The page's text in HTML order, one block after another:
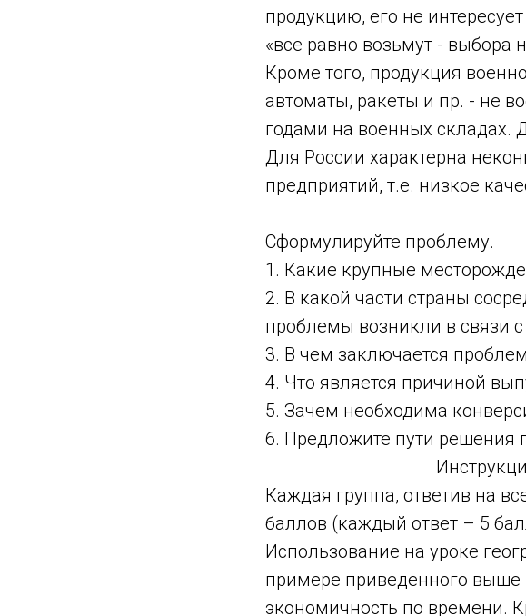
продукцию, его не
«все равно возьмут - выбора
Кроме того, продукция
автоматы, ракеты и пр. - не
годами на военных складах.
Для России характерна
предприятий, т.е. низкое
Сформулируйте проблему.
1. Какие крупные
2. В какой части страны
проблемы возникли в связи с
3. В чем заключается
4. Что является причиной
5. Зачем необходима
6. Предложите пути решения
Каждая группа, ответив на
баллов (каждый ответ – 5
Использование на уроке
примере приведенного выше
экономичность по времени.